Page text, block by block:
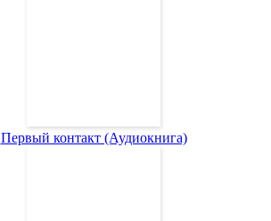
Первый контакт (Аудиокнига)